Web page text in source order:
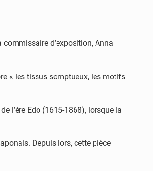
commissaire d’exposition, Anna
« les tissus somptueux, les motifs
l’ère Edo (1615-1868), lorsque la
Depuis lors, cette pièce